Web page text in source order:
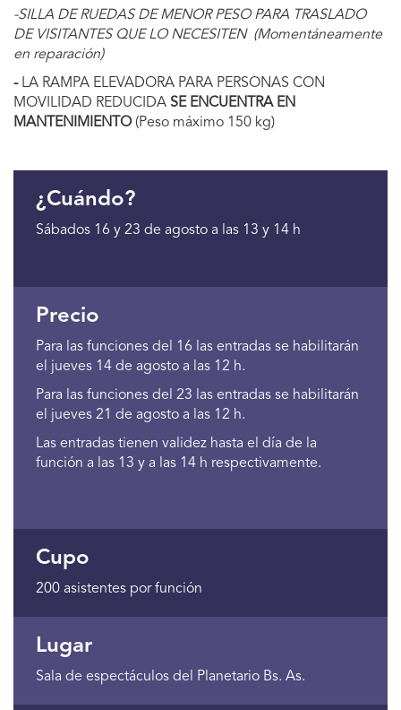
-SILLA DE RUEDAS DE MENOR PESO PARA TRASLADO
DE VISITANTES QUE LO NECESITEN (Momentáneamente
en reparación)
- LA RAMPA ELEVADORA PARA PERSONAS CON
MOVILIDAD REDUCIDA SE ENCUENTRA EN
MANTENIMIENTO(Peso máximo 150 kg)
¿Cuándo?
Sábados 16 y 23 de agosto a las 13 y 14 h
Precio
Para las funciones del 16 las entradas se habilitarán
el jueves 14 de agosto a las 12 h.
Para las funciones del 23 las entradas se habilitarán
el jueves 21 de agosto a las 12 h.
Las entradas tienen validez hasta el día de la
función a las 13 y a las 14 h respectivamente.
Cupo
200 asistentes por función
Lugar
Sala de espectáculos del Planetario Bs. As.